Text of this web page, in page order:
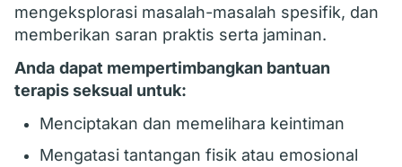
mengeksplorasi masalah-masalah spesifik, dan
memberikan saran praktis serta jaminan.
Anda dapat mempertimbangkan bantuan
terapis seksual untuk:
Menciptakan dan memelihara keintiman
Mengatasi tantangan fisik atau emosional